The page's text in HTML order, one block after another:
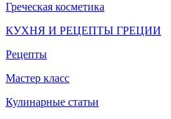
Греческая косметика
КУХНЯ И РЕЦЕПТЫ ГРЕЦИИ
Рецепты
Мастер класс
Кулинарные статьи